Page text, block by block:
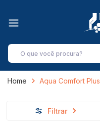
Home Aqua Comfort Plus
Filtrar